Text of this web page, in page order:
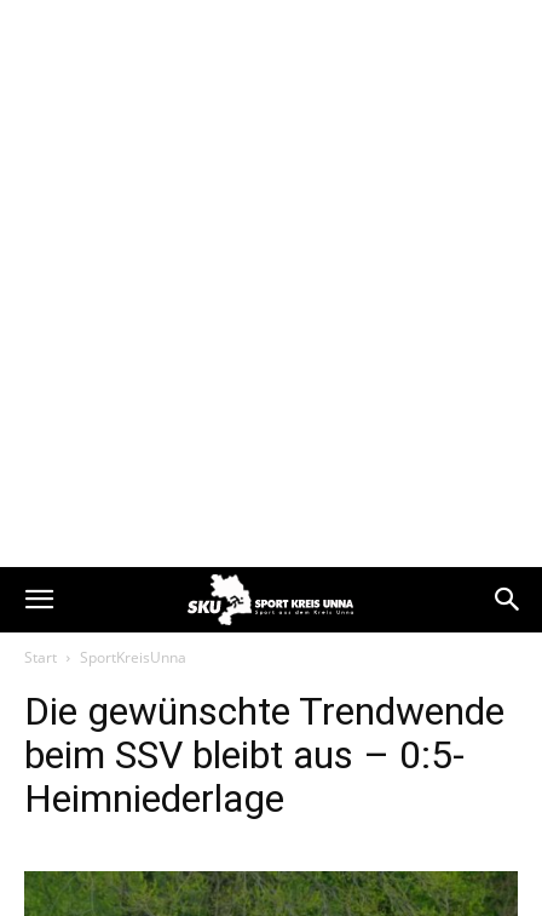
Start SportKreisUnna
Die gewünschte Trendwende
beim SSV bleibt aus – 0:5-
Heimniederlage